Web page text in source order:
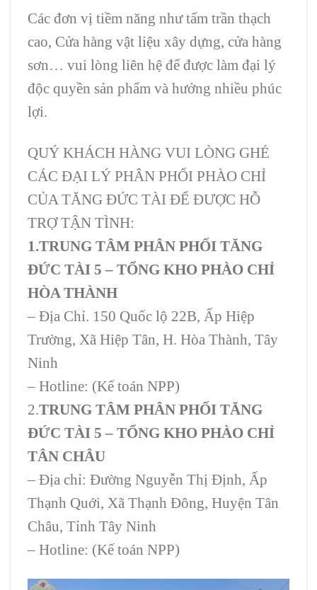
Các đơn vị tiềm năng như tấm trần thạch
cao, Cửa hàng vật liệu xây dựng, cửa hàng
sơn… vui lòng liên hệ để được làm đại lý
độc quyền sản phẩm và hưởng nhiều phúc
lợi.
QUÝ KHÁCH HÀNG VUI LÒNG GHÉ
CÁC ĐẠI LÝ PHÂN PHỐI PHÀO CHỈ
CỦA TĂNG ĐỨC TÀI ĐỂ ĐƯỢC HỖ
TRỢ TẬN TÌNH:
1.TRUNG TÂM PHÂN PHỐI TĂNG
ĐỨC TÀI 5 – TỔNG KHO PHÀO CHỈ
HÒA THÀNH
– Địa Chỉ. 150 Quốc lộ 22B, Ấp Hiệp
Trường, Xã Hiệp Tân, H. Hòa Thành, Tây
Ninh
– Hotline: (Kế toán NPP)
2.TRUNG TÂM PHÂN PHỐI TĂNG
ĐỨC TÀI 5 – TỔNG KHO PHÀO CHỈ
TÂN CHÂU
– Địa chỉ: Đường Nguyễn Thị Định, Ấp
Thạnh Quới, Xã Thạnh Đông, Huyện Tân
Châu, Tỉnh Tây Ninh
– Hotline: (Kế toán NPP)